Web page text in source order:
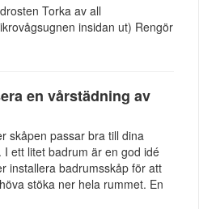
Torka av all
insidan ut) Rengör
en vårstädning av
skåpen passar bra till dina
ett litet badrum är en god idé
installera badrumsskåp för att
stöka ner hela rummet. En